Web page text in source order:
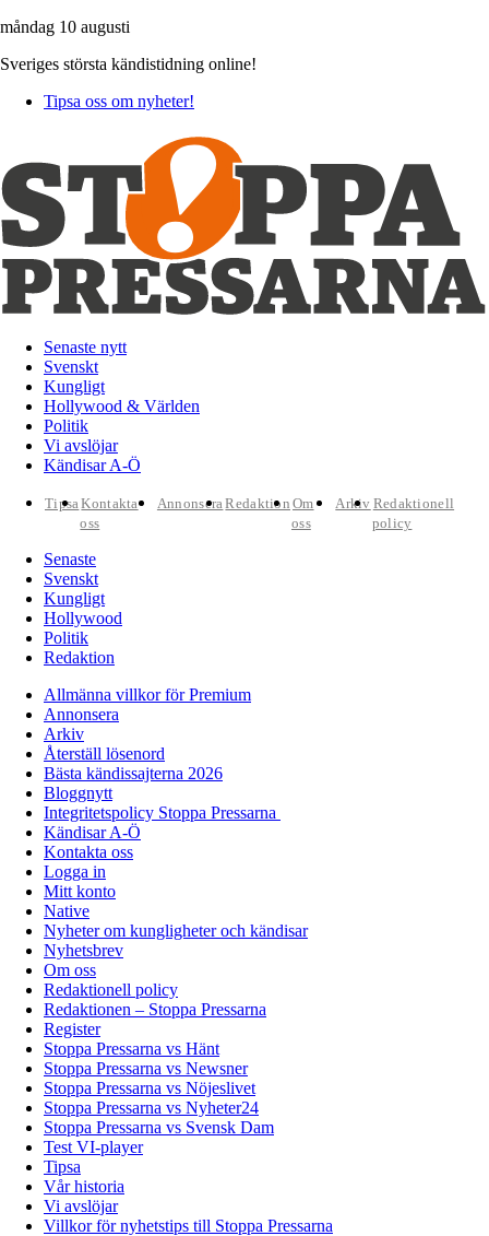
måndag 10 augusti
Sveriges största kändistidning online!
Tipsa oss om nyheter!
Senaste nytt
Svenskt
Kungligt
Hollywood & Världen
Politik
Vi avslöjar
Kändisar A-Ö
TipsaKontakta
oss
AnnonseraRedaktion Om
oss
Arkiv Redaktionell
policy
Senaste
Svenskt
Kungligt
Hollywood
Politik
Redaktion
Allmänna villkor för Premium
Annonsera
Arkiv
Återställ lösenord
Bästa kändissajterna 2026
Bloggnytt
Integritetspolicy Stoppa Pressarna
Kändisar A-Ö
Kontakta oss
Logga in
Mitt konto
Native
Nyheter om kungligheter och kändisar
Nyhetsbrev
Om oss
Redaktionell policy
Redaktionen – Stoppa Pressarna
Register
Stoppa Pressarna vs Hänt
Stoppa Pressarna vs Newsner
Stoppa Pressarna vs Nöjeslivet
Stoppa Pressarna vs Nyheter24
Stoppa Pressarna vs Svensk Dam
Test VI-player
Tipsa
Vår historia
Vi avslöjar
Villkor för nyhetstips till Stoppa Pressarna